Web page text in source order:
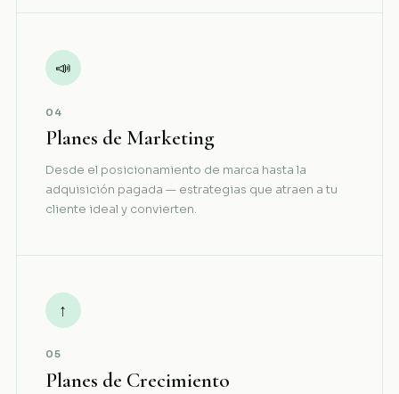
📣
04
Planes de Marketing
Desde el posicionamiento de marca hasta la
adquisición pagada — estrategias que atraen a tu
cliente ideal y convierten.
↑
05
Planes de Crecimiento